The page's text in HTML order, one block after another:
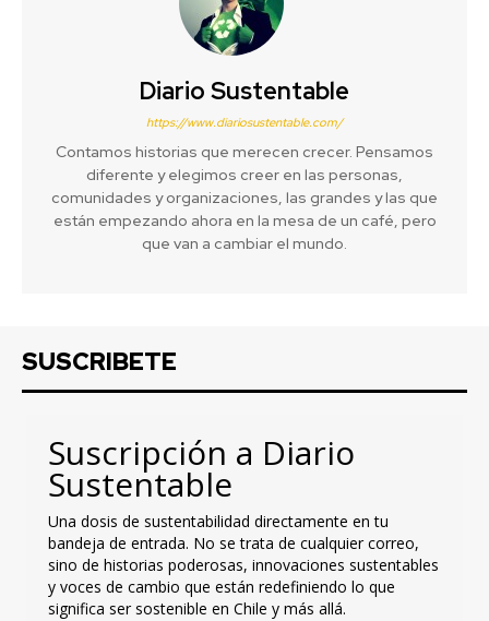
Diario Sustentable
https://www.diariosustentable.com/
Contamos historias que merecen crecer. Pensamos
diferente y elegimos creer en las personas,
comunidades y organizaciones, las grandes y las que
están empezando ahora en la mesa de un café, pero
que van a cambiar el mundo.
SUSCRIBETE
Suscripción a Diario
Sustentable
Una dosis de sustentabilidad directamente en tu
bandeja de entrada. No se trata de cualquier correo,
sino de historias poderosas, innovaciones sustentables
y voces de cambio que están redefiniendo lo que
significa ser sostenible en Chile y más allá.